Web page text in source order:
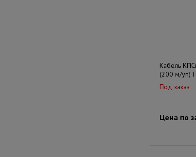
Кабель
(200 м/уп)
Под заказ
Цена по